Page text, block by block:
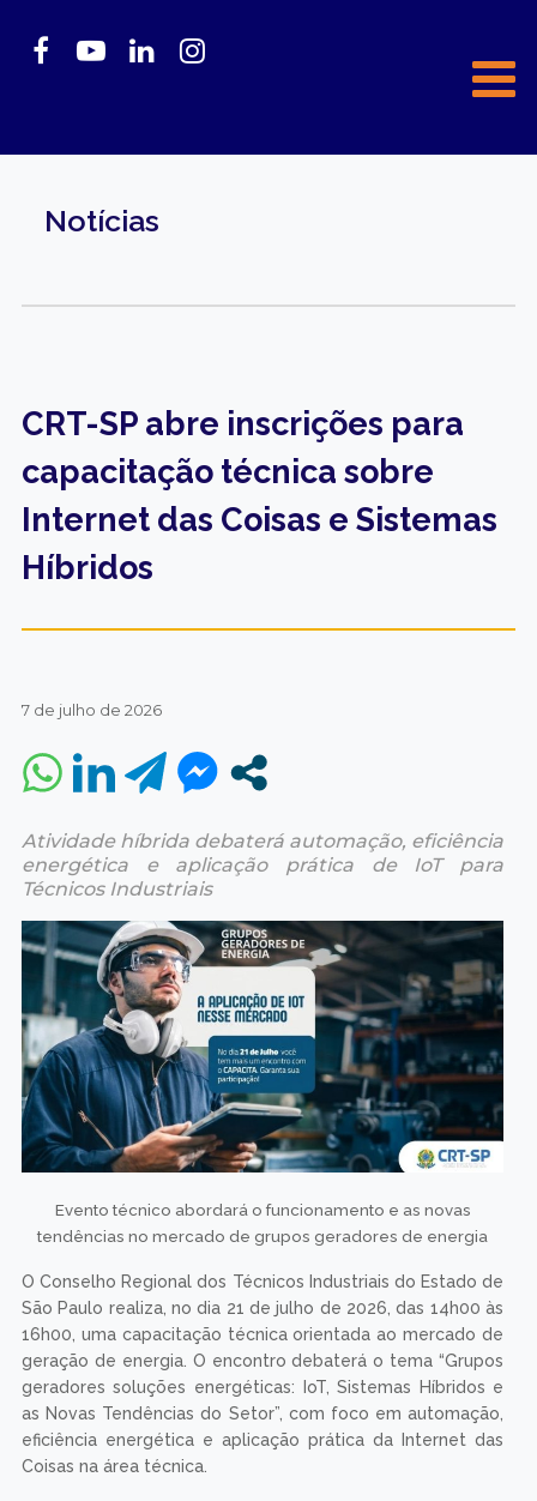
Notícias
CRT-SP abre inscrições para
capacitação técnica sobre
Internet das Coisas e Sistemas
Híbridos
7 de julho de 2026
Atividade híbrida debaterá automação, eficiência
energética e aplicação prática de IoT para
Técnicos Industriais
Evento técnico abordará o funcionamento e as novas
tendências no mercado de grupos geradores de energia
O Conselho Regional dos Técnicos Industriais do Estado de
São Paulo realiza, no dia 21 de julho de 2026, das 14h00 às
16h00, uma capacitação técnica orientada ao mercado de
geração de energia. O encontro debaterá o tema “Grupos
geradores soluções energéticas: IoT, Sistemas Híbridos e
as Novas Tendências do Setor”, com foco em automação,
eficiência energética e aplicação prática da Internet das
Coisas na área técnica.